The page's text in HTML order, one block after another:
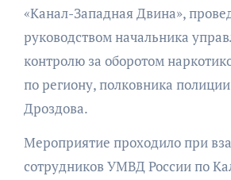
«Канал-Западная Двина»,
руководством начальника
контролю за оборотом
по региону, полковника
Дроздова.
Мероприятие проходило при
сотрудников УМВД России по